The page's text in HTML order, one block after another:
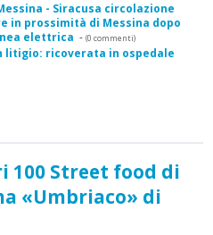
- Siracusa circolazione
prossimità di Messina dopo
elettrica - (0 commenti)
litigio: ricoverata in ospedale
100 Street food di
«Umbriaco» di